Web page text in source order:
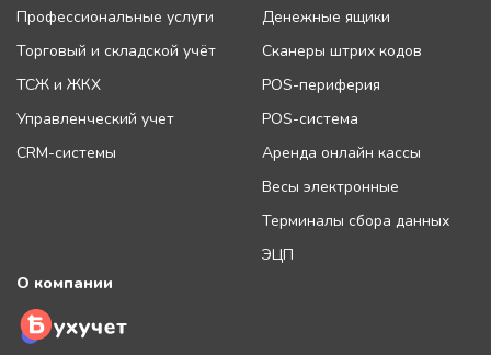
Профессиональные услуги
Торговый и складской учёт
ТСЖ и ЖКХ
Управленческий учет
CRM-системы
Денежные ящики
Сканеры штрих кодов
POS-периферия
POS-система
Аренда онлайн кассы
Весы электронные
Терминалы сбора данных
ЭЦП
О компании